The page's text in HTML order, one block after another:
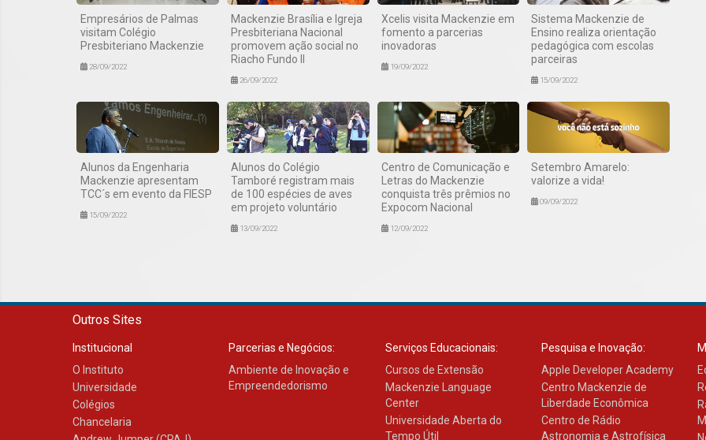
Empresários de Palmas
visitam Colégio
Presbiteriano Mackenzie
28/09/2022
Mackenzie Brasília e Igreja
Presbiteriana Nacional
promovem ação social no
Riacho Fundo II
26/09/2022
Xcelis visita Mackenzie em
fomento a parcerias
inovadoras
19/09/2022
Sistema Mackenzie de
Ensino realiza orientação
pedagógica com escolas
parceiras
15/09/2022
Alunos da Engenharia
Mackenzie apresentam
TCC´s em evento da FIESP
15/09/2022
Alunos do Colégio
Tamboré registram mais
de 100 espécies de aves
em projeto voluntário
13/09/2022
Centro de Comunicação e
Letras do Mackenzie
conquista três prêmios no
Expocom Nacional
12/09/2022
Setembro Amarelo:
valorize a vida!
09/09/2022
Outros Sites
Institucional
O Instituto
Universidade
Colégios
Chancelaria
Parcerias e Negócios:
Ambiente de Inovação e
Empreendedorismo
Serviços Educacionais:
Cursos de Extensão
Mackenzie Language
Center
Universidade Aberta do
Tempo Útil
Pesquisa e Inovação:
Apple Developer Academy
Centro Mackenzie de
Liberdade Econômica
Centro de Rádio
Astronomia e Astrofísica